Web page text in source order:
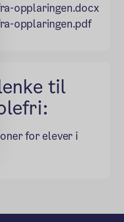
opplaringen.docx
opplaringen.pdf
til
for elever i